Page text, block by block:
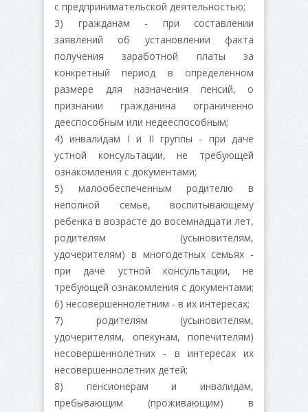
с предпринимательской деятельностью;
3) гражданам - при составлении
заявлений об установлении факта
получения заработной платы за
конкретный период в определенном
размере для назначения пенсий, о
признании гражданина ограниченно
дееспособным или недееспособным;
4) инвалидам I и II группы - при даче
устной консультации, не требующей
ознакомления с документами;
5) малообеспеченным родителю в
неполной семье, воспитывающему
ребенка в возрасте до восемнадцати лет,
родителям (усыновителям,
удочерителям) в многодетных семьях -
при даче устной консультации, не
требующей ознакомления с документами;
6) несовершеннолетним - в их интересах;
7) родителям (усыновителям,
удочерителям, опекунам, попечителям)
несовершеннолетних - в интересах их
несовершеннолетних детей;
8) пенсионерам и инвалидам,
пребывающим (проживающим) в